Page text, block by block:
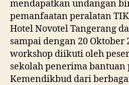
mendapatkan undangan
pemanfaatan peralatan
Hotel Novotel Tangerang
sampai dengan 20 Oktober
workshop diikuti oleh
sekolah penerima bantuan
Kemendikbud dari